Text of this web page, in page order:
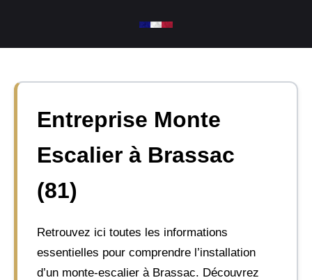
contenu
Entreprise Monte
Escalier à Brassac
(81)
Retrouvez ici toutes les informations
essentielles pour comprendre l’installation
d’un monte-escalier à Brassac. Découvrez